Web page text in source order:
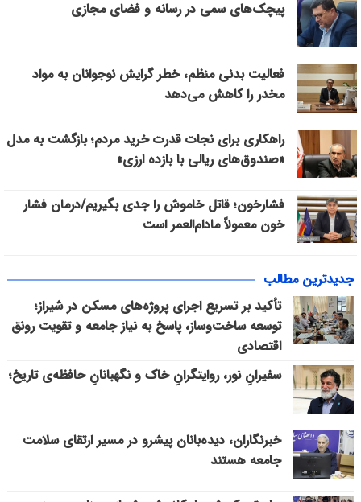
پیچک‌های سمی در رسانه و فضای مجازی
فعالیت بدنی منظم، خطر گرایش نوجوانان به مواد
مخدر را کاهش می‌دهد
راهکاری برای نجات قدرت خرید مردم؛ بازگشت به مدل
«صندوق‌های ریالی با بازده ارزی»
فشارخون؛ قاتل خاموش را جدی بگیریم/درمان فشار
خون معمولاً مادام‌العمر است
جدیدترین مطالب
تأکید بر تسریع اجرای پروژه‌های مسکن در شیراز؛
توسعه ساخت‌وساز، پاسخ به نیاز جامعه و تقویت رونق
اقتصادی
سفیرانِ نور، روایتگرانِ خاک و نگهبانانِ حافظه‌ی تاریخ؛
خبرنگاران، دیده‌بانان پیشرو در مسیر ارتقای سلامت
جامعه هستند